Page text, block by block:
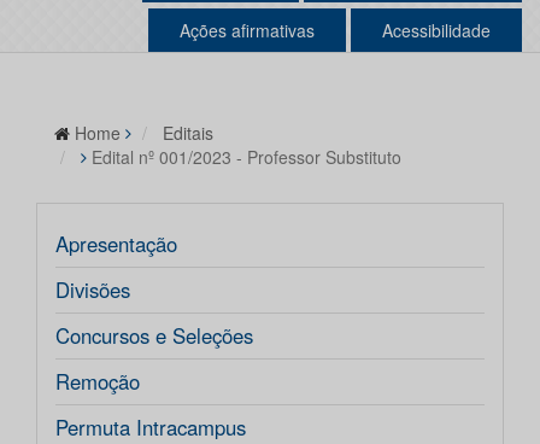
Ações afirmativas Acessibilidade
Home
Editais
Edital nº 001/2023 - Professor Substituto
Apresentação
Divisões
Concursos e Seleções
Remoção
Permuta Intracampus